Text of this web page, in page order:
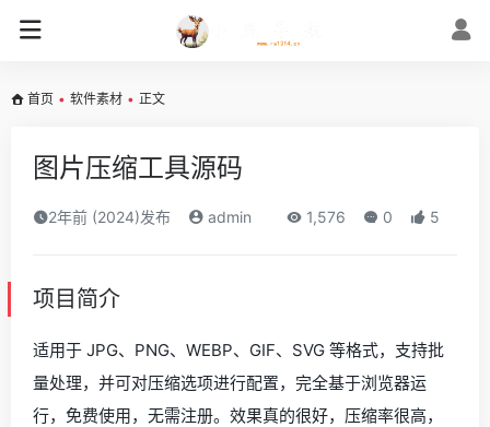
首页 • 软件素材 • 正文
图片压缩工具源码
2年前 (2024)发布 admin 1,576 0 5
项目简介
适用于 JPG、PNG、WEBP、GIF、SVG 等格式，支持批
量处理，并可对压缩选项进行配置，完全基于浏览器运
行，免费使用，无需注册。效果真的很好，压缩率很高，